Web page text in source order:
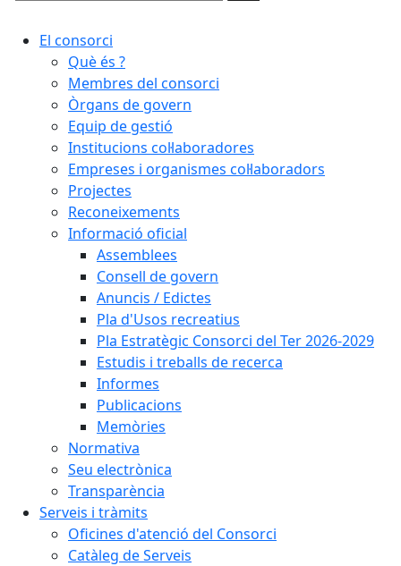
El consorci
Què és ?
Membres del consorci
Òrgans de govern
Equip de gestió
Institucions col·laboradores
Empreses i organismes col·laboradors
Projectes
Reconeixements
Informació oficial
Assemblees
Consell de govern
Anuncis / Edictes
Pla d'Usos recreatius
Pla Estratègic Consorci del Ter 2026-2029
Estudis i treballs de recerca
Informes
Publicacions
Memòries
Normativa
Seu electrònica
Transparència
Serveis i tràmits
Oficines d'atenció del Consorci
Catàleg de Serveis